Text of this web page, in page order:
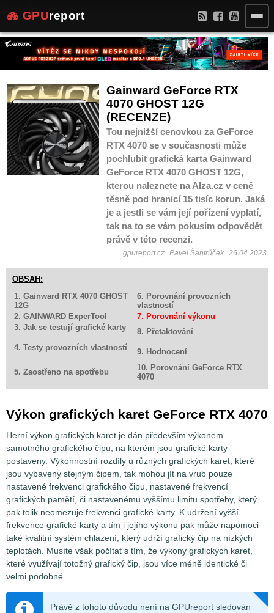
GPUreport
Gainward GeForce RTX
4070 GHOST 12G
(RECENZE)
Tou nejnižší cenovkou za GeForce
RTX 4070 se v současnosti může
pochlubit grafická karta Gainward
GeForce RTX 4070 GHOST 12G,
kterou naleznete na Alza.cz v ceně
těsně pod hranicí 15 tisíc korun. Jaká
je a jestli se vám její pořízení vyplatí,
tak na to se vám pokusím odpovědět
právě v této recenzi.
gpureport.cz Pavel Šantrůček 26.04.2023
OBSAH:
1. Gainward RTX 4070 GHOST
12G
6. Porovnání provozních
vlastností
2. GAINWARD ExperTool
7. Porovnání výkonu
3. Jak se testují grafické karty
8. Přetaktování
4. Testy provozních vlastností
9. Hodnocení
5. Zaostřeno na spotřebu
10. Porovnání GeForce RTX
4070
Výkon grafických karet GeForce RTX 4070
Herní výkon grafických karet je dán především výkonem
samotného grafického čipu, na kterém jsou grafické karty
postaveny. Výkonnostní rozdíly u různých grafických karet, které
jsou vybaveny stejným čipem, tak mohou jít na vrub pouze
nastavené frekvenci grafického čipu, nastavené frekvencí
grafických pamětí, či nastavenému vyššímu limitu spotřeby, který
pak tolik neomezuje frekvenci grafické karty. K udržení vyšší
frekvence grafické karty a tím i jejího výkonu pak může napomoci
také kvalitní systém chlazení, který udrží grafický čip na nízkých
teplotách. Musíte však počítat s tím, že výkony grafických karet,
které využívají totožný grafický čip, jsou více méně identické či
velmi podobné.
Právě z tohoto důvodu není na GPUreport sledován